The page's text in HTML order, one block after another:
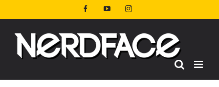
al
FacebookYouTubeInstagram